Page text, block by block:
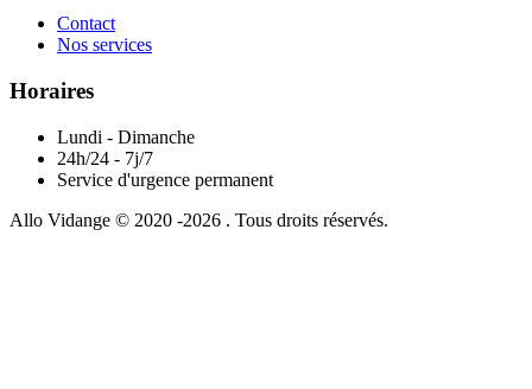
Contact
Nos services
Horaires
Lundi - Dimanche
24h/24 - 7j/7
Service d'urgence permanent
Allo Vidange © 2020 -2026 . Tous droits réservés.